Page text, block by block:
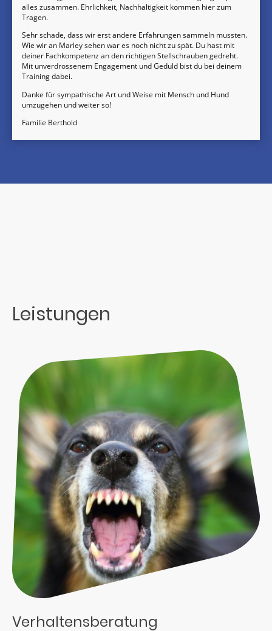
alles zusammen. Ehrlichkeit, Nachhaltigkeit kommen hier zum
Tragen.
Sehr schade, dass wir erst andere Erfahrungen sammeln mussten.
Wie wir an Marley sehen war es noch nicht zu spät. Du hast mit
deiner Fachkompetenz an den richtigen Stellschrauben gedreht.
Mit unverdrossenem Engagement und Geduld bist du bei deinem
Training dabei.
Danke für sympathische Art und Weise mit Mensch und Hund
umzugehen und weiter so!
Familie Berthold
Leistungen
Verhaltensberatung